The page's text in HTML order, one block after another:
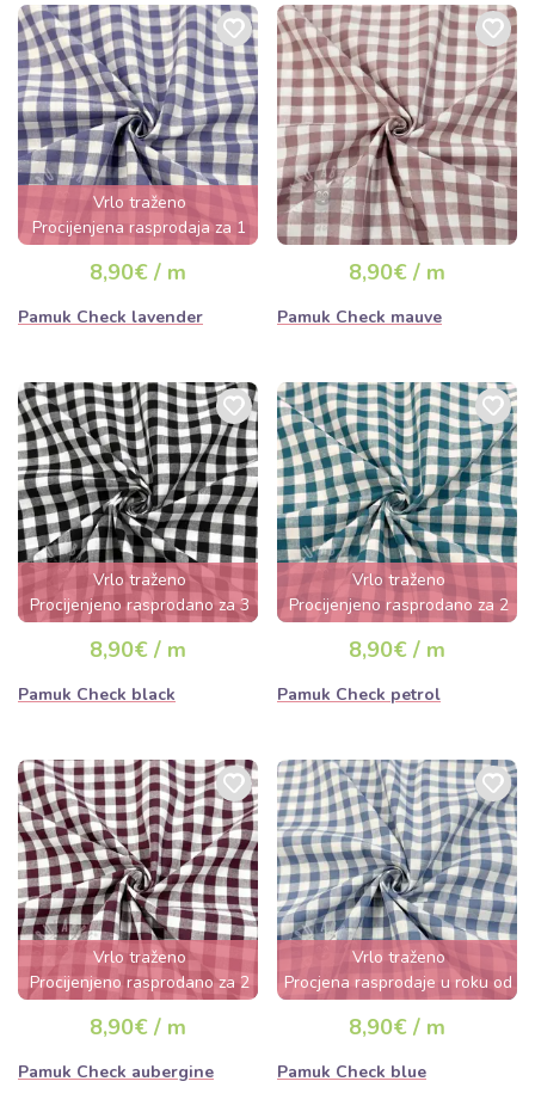
Vrlo traženo
Procijenjena rasprodaja za 1
dan
8,90€ / m
Pamuk Check lavender
8,90€ / m
Pamuk Check mauve
Vrlo traženo
Procijenjeno rasprodano za 3
dana
8,90€ / m
Pamuk Check black
Vrlo traženo
Procijenjeno rasprodano za 2
dana
8,90€ / m
Pamuk Check petrol
Vrlo traženo
Procijenjeno rasprodano za 2
dana
8,90€ / m
Pamuk Check aubergine
Vrlo traženo
Procjena rasprodaje u roku od
nekoliko sati
8,90€ / m
Pamuk Check blue